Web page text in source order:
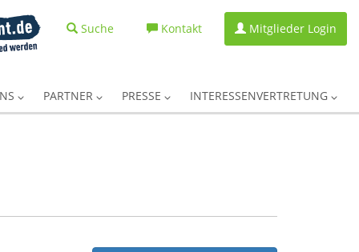
Suche Kontakt Mitglieder Login
PARTNER PRESSE INTERESSENVERTRETUNG